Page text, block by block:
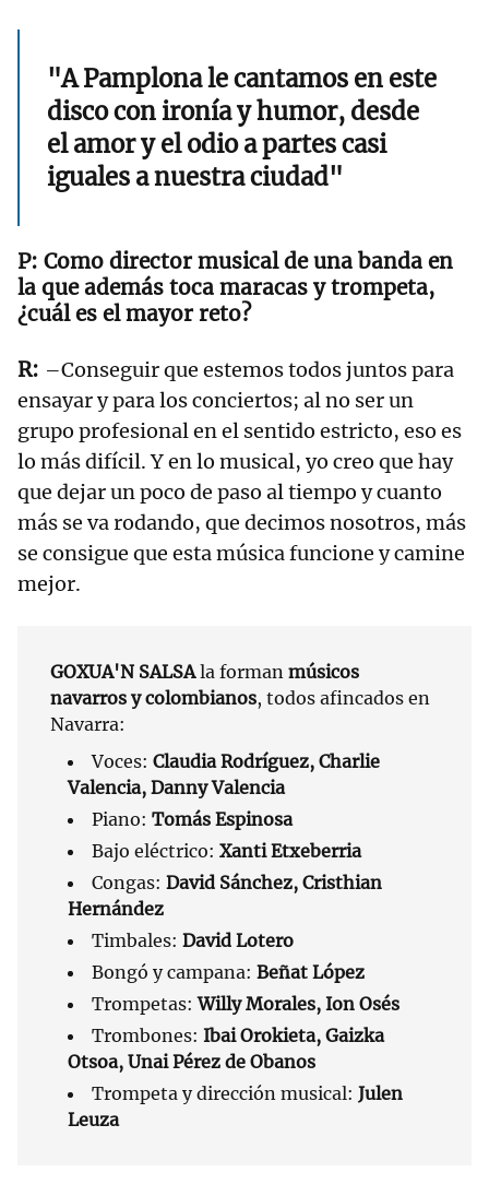
"A Pamplona le cantamos en este
disco con ironía y humor, desde
el amor y el odio a partes casi
iguales a nuestra ciudad"
Como director musical de una banda en
la que además toca maracas y trompeta,
¿cuál es el mayor reto?
–Conseguir que estemos todos juntos para
ensayar y para los conciertos; al no ser un
grupo profesional en el sentido estricto, eso es
lo más difícil. Y en lo musical, yo creo que hay
que dejar un poco de paso al tiempo y cuanto
más se va rodando, que decimos nosotros, más
se consigue que esta música funcione y camine
mejor.
GOXUA'N SALSAla forman músicos
navarros y colombianos, todos afincados en
Navarra:
Voces: Claudia Rodríguez, Charlie
Valencia, Danny Valencia
Piano: Tomás Espinosa
Bajo eléctrico: Xanti Etxeberria
Congas: David Sánchez, Cristhian
Hernández
Timbales: David Lotero
Bongó y campana: Beñat López
Trompetas:Willy Morales, Ion Osés
Trombones: Ibai Orokieta, Gaizka
Otsoa, Unai Pérez de Obanos
Trompeta y dirección musical: Julen
Leuza